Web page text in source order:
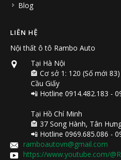
Blog
LIÊN HỆ
Nội thất ô tô Rambo Auto
Tại Hà Nội
🏤 Cơ sở 1: 120 (Số mới
Cầu Giấy
📲 Hotline 0914.482.183 -
Tại Hồ Chí Minh
🏤 37 Song Hành, Tân
📲 Hotline 0969.685.086 -
ramboautovn@gmail.com
https://www.youtube.com/